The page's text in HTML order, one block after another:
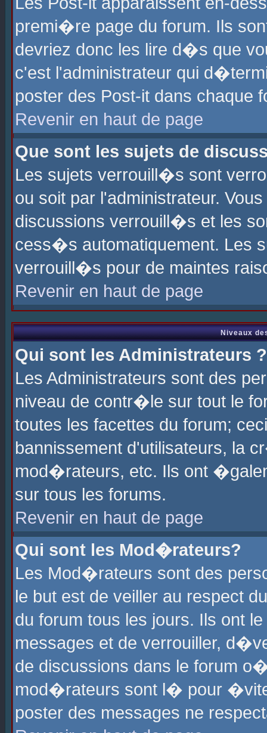
premi�re page du forum. Ils
devriez donc les lire d�s que
c'est l'administrateur qui
poster des Post-it dans chaque
Revenir en haut de page
Que sont les sujets de
Les sujets verrouill�s sont
ou soit par l'administrateur.
discussions verrouill�s et les
cess�s automatiquement. Les
verrouill�s pour de maintes
Revenir en haut de page
Niveaux
Qui sont les Administrateurs ?
Les Administrateurs sont des
niveau de contr�le sur tout le
toutes les facettes du forum;
bannissement d'utilisateurs, la
mod�rateurs, etc. Ils ont
sur tous les forums.
Revenir en haut de page
Qui sont les Mod�rateurs?
Les Mod�rateurs sont des
le but est de veiller au respect
du forum tous les jours. Ils ont
messages et de verrouiller,
de discussions dans le forum
mod�rateurs sont l� pour
poster des messages ne